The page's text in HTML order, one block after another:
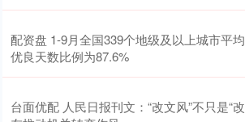
配资盘 1-9月全国339个地级及以上城市平
优良天数比例为87.6%
台面优配 人民日报刊文：“改文风”不只是“